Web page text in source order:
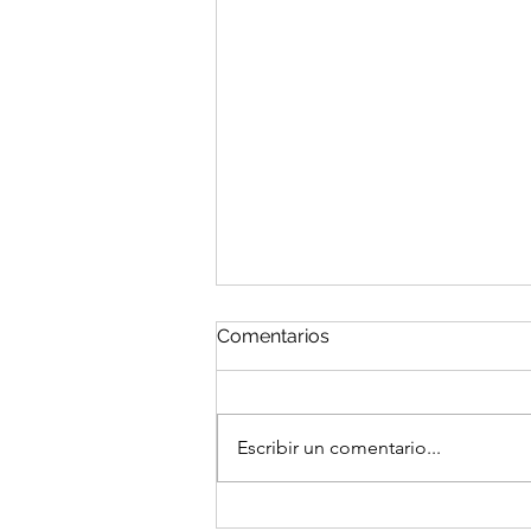
Comentarios
Escribir un comentario...